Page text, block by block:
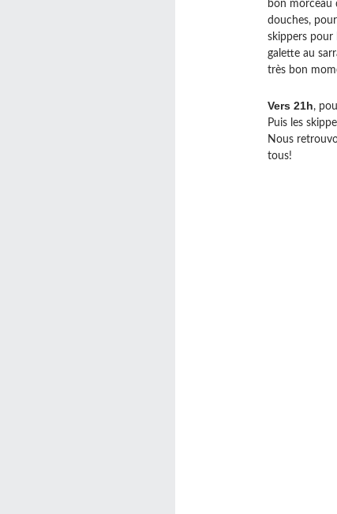
bon morceau
douches,
skippers pour
galette au
très bon
Vers 21h,
Puis les
Nous
tous!